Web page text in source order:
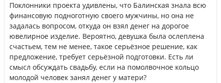
Поклонники проекта удивлены, что Балинская знала всю
финансовую подноготную своего мужчины, но она не
задалась вопросом, откуда он взял денег на дорогое
ювелирное изделие. Вероятно, девушка была ослеплена
счастьем, тем не менее, такое серьёзное решение, как
предложение, требует серьёзной подготовки. Есть ли
смысл обсуждать свадьбу, если на помолвочное кольцо
молодой человек занял денег у матери?